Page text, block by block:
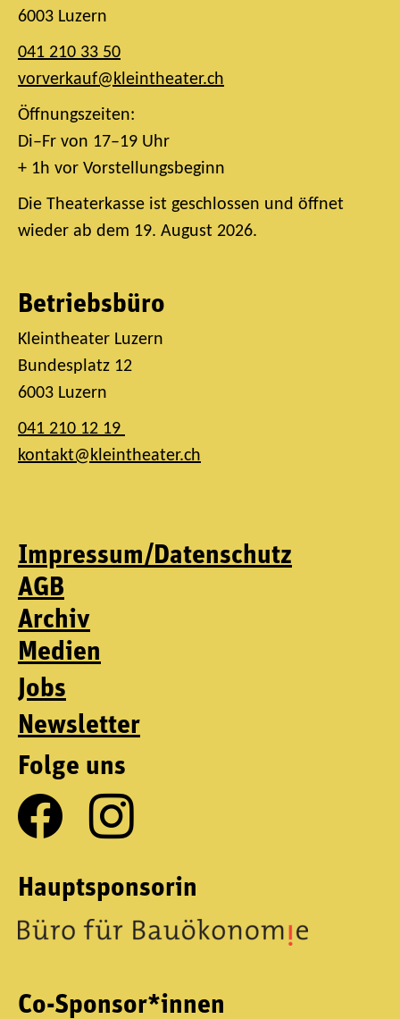
6003 Luzern
041 210 33 50
vorverkauf@kleintheater.ch
Öffnungszeiten:
Di–Fr von 17–19 Uhr
+ 1h vor Vorstellungsbeginn
Die Theaterkasse ist geschlossen und öffnet
wieder ab dem 19. August 2026.
Betriebsbüro
Kleintheater Luzern
Bundesplatz 12
6003 Luzern
041 210 12 19
kontakt@kleintheater.ch
Impressum/Datenschutz
AGB
Archiv
Medien
Jobs
Newsletter
Folge uns
Hauptsponsorin
Co-Sponsor*innen